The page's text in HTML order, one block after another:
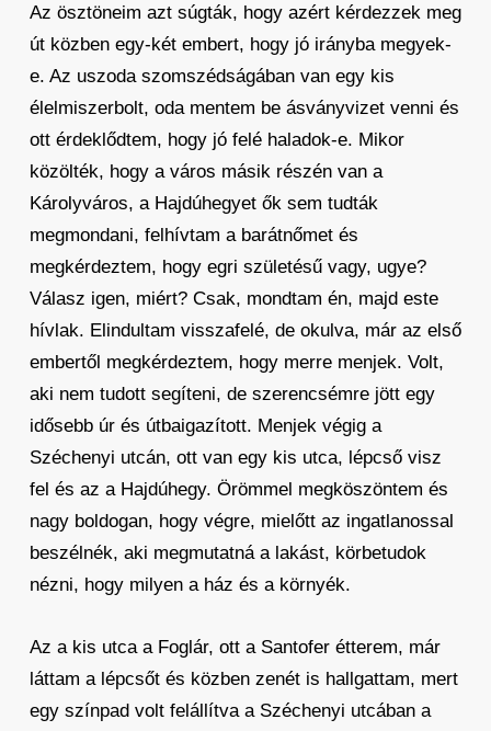
Az ösztöneim azt súgták, hogy azért kérdezzek meg
út közben egy-két embert, hogy jó irányba megyek-
e. Az uszoda szomszédságában van egy kis
élelmiszerbolt, oda mentem be ásványvizet venni és
ott érdeklődtem, hogy jó felé haladok-e. Mikor
közölték, hogy a város másik részén van a
Károlyváros, a Hajdúhegyet ők sem tudták
megmondani, felhívtam a barátnőmet és
megkérdeztem, hogy egri születésű vagy, ugye?
Válasz igen, miért? Csak, mondtam én, majd este
hívlak. Elindultam visszafelé, de okulva, már az első
embertől megkérdeztem, hogy merre menjek. Volt,
aki nem tudott segíteni, de szerencsémre jött egy
idősebb úr és útbaigazított. Menjek végig a
Széchenyi utcán, ott van egy kis utca, lépcső visz
fel és az a Hajdúhegy. Örömmel megköszöntem és
nagy boldogan, hogy végre, mielőtt az ingatlanossal
beszélnék, aki megmutatná a lakást, körbetudok
nézni, hogy milyen a ház és a környék.
Az a kis utca a Foglár, ott a Santofer étterem, már
láttam a lépcsőt és közben zenét is hallgattam, mert
egy színpad volt felállítva a Széchenyi utcában a